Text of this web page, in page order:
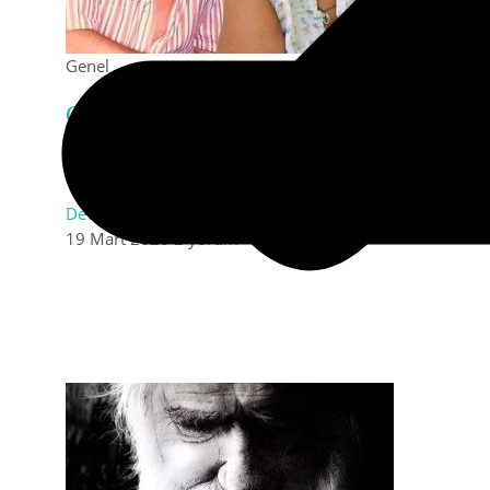
Genel
Can Yücel’in eşi Güler Yücel hayatını
kaybetti. Can Yücel’in ölümünden sonra
Devamını Oku »
19 Mart 20202 yorum